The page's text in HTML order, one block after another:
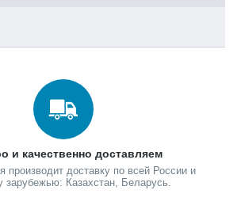
и качественно доставляем
производит доставку по всей России и
зарубежью: Казахстан, Беларусь.